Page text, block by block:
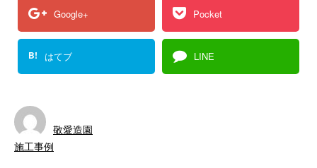
Google+ Pocket
B! はてブ LINE
敬愛造園
施工事例